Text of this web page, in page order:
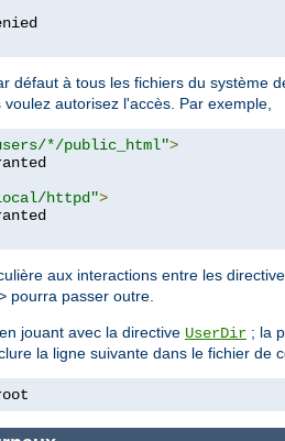
défaut à tous les fichiers du système
autorisez l'accès. Par exemple,
*/public_html">
httpd">
aux interactions entre les
pourra passer outre.
jouant avec la directive UserDir ; la
la ligne suivante dans le fichier de